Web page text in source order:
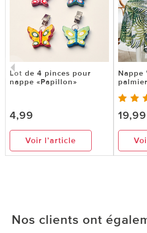
Lot de 4 pinces pour
nappe «Papillon»
4,99
Voir l’article
Nappe
19,99
Nos clients ont